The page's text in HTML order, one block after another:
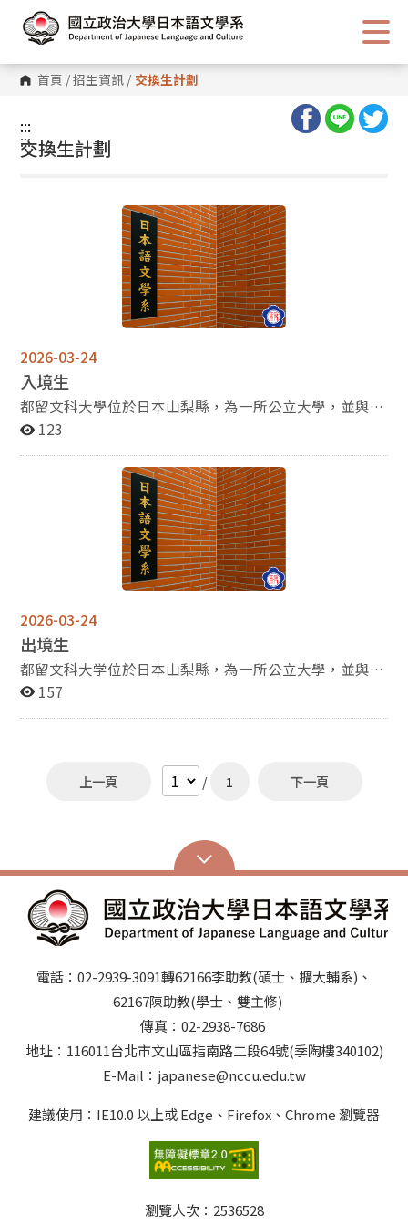
內
容 首頁 /招生資訊 / 交換生計劃
:::
:::
交換生計劃
2026-03-24
入境生
都留文科大學位於日本山梨縣，為一所公立大學，並與世
界多所大學建立交換合作關係，提供交換留學及短期語言
作計畫，現招募入境交換學生，透過在台期間之學習與交
流，拓展國際視野，豐富跨文化經驗。
123
2026-03-24
出境生
都留文科大学位於日本山梨縣，為一所公立大學，並與世
界多所大學建立交換合作關係，提供交換留學及短期語言
都留文科大學環境介紹(Fact Sheet 2026 Fall アジア)。
157
上一頁 / 1 下一頁
電話：02-2939-3091轉62166李助教(碩士、擴大輔系)、
62167陳助教(學士、雙主修)
傳真：02-2938-7686
地址：116011台北市文山區指南路二段64號(季陶樓340102)
E-Mail：japanese@nccu.edu.tw
建議使用：IE10.0 以上或 Edge、Firefox、Chrome 瀏覽器
瀏覽人次： 2536528